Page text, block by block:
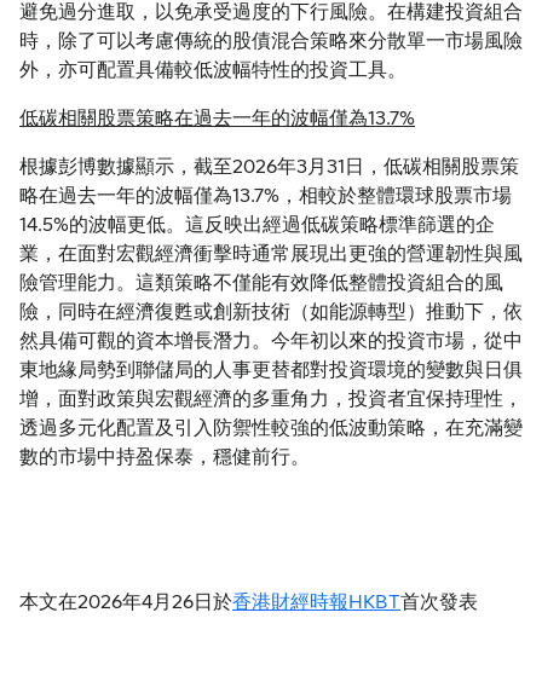
避免過分進取，以免承受過度的下行風險。在構建投資組合
時，除了可以考慮傳統的股債混合策略來分散單一市場風險
外，亦可配置具備較低波幅特性的投資工具。
低碳相關股票策略在過去一年的波幅僅為13.7%
根據彭博數據顯示，截至2026年3月31日，低碳相關股票策
略在過去一年的波幅僅為13.7%，相較於整體環球股票市場
14.5%的波幅更低。這反映出經過低碳策略標準篩選的企
業，在面對宏觀經濟衝擊時通常展現出更強的營運韌性與風
險管理能力。這類策略不僅能有效降低整體投資組合的風
險，同時在經濟復甦或創新技術（如能源轉型）推動下，依
然具備可觀的資本增長潛力。今年初以來的投資市場，從中
東地緣局勢到聯儲局的人事更替都對投資環境的變數與日俱
增，面對政策與宏觀經濟的多重角力，投資者宜保持理性，
透過多元化配置及引入防禦性較強的低波動策略，在充滿變
數的市場中持盈保泰，穩健前行。
本文在2026年4月26日於香港財經時報HKBT首次發表